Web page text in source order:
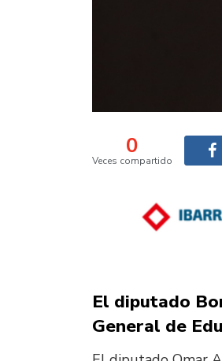
0
Veces compartido
El diputado
General de